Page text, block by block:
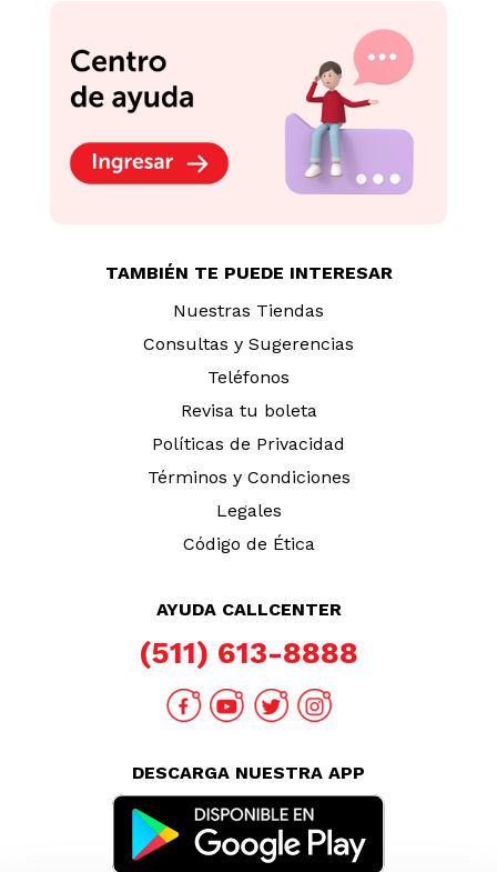
TAMBIÉN TE PUEDE INTERESAR
Nuestras Tiendas
Consultas y Sugerencias
Teléfonos
Revisa tu boleta
Políticas de Privacidad
Términos y Condiciones
Legales
Código de Ética
AYUDA CALLCENTER
(511) 613-8888
DESCARGA NUESTRA APP